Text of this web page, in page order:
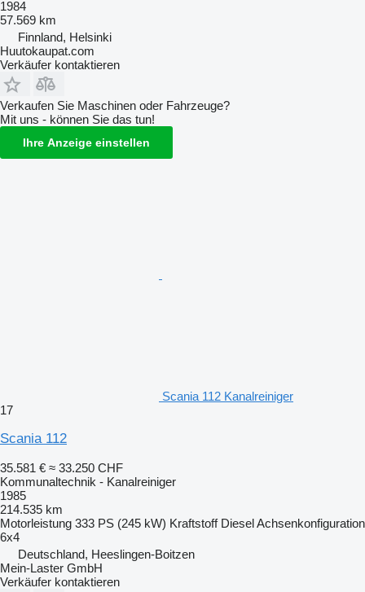
1984
57.569 km
Finnland, Helsinki
Huutokaupat.com
Verkäufer kontaktieren
Verkaufen Sie Maschinen oder Fahrzeuge?
Mit uns - können Sie das tun!
Ihre Anzeige einstellen
Scania 112 Kanalreiniger
17
Scania 112
35.581 € ≈ 33.250 CHF
Kommunaltechnik - Kanalreiniger
1985
214.535 km
Motorleistung 333 PS (245 kW) Kraftstoff DieselAchsenkonfiguration
6x4
Deutschland, Heeslingen-Boitzen
Mein-Laster GmbH
Verkäufer kontaktieren